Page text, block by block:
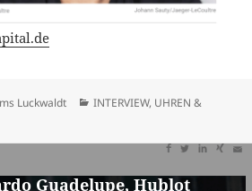
Luckwaldt Kategorien
INTERVIEW, UHREN &
Guadelupe, Hublot